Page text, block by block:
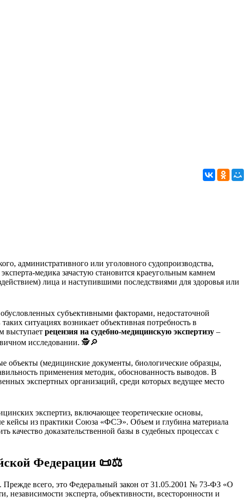
административного или уголовного судопроизводства,
медика зачастую становится краеугольным камнем
лица и наступившими последствиями для здоровья или
субъективными факторами, недостаточной
ситуациях возникает объективная потребность в
выступает рецензия на судебно-медицинскую экспертизу –
исследовании. 🕵️🔎
объекты (медицинские документы, биологические образцы,
применения методик, обоснованность выводов. В
экспертных организаций, среди которых ведущее место
экспертиз, включающее теоретические основы,
кейсы из практики Союза «ФСЭ». Объем и глубина материала
доказательственной базы в судебных процессах с
Федерации 📜⚖️
Прежде всего, это Федеральный закон от 31.05.2001 № 73-ФЗ «О
независимости эксперта, объективности, всесторонности и